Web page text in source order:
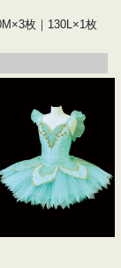
枚｜130L×1枚